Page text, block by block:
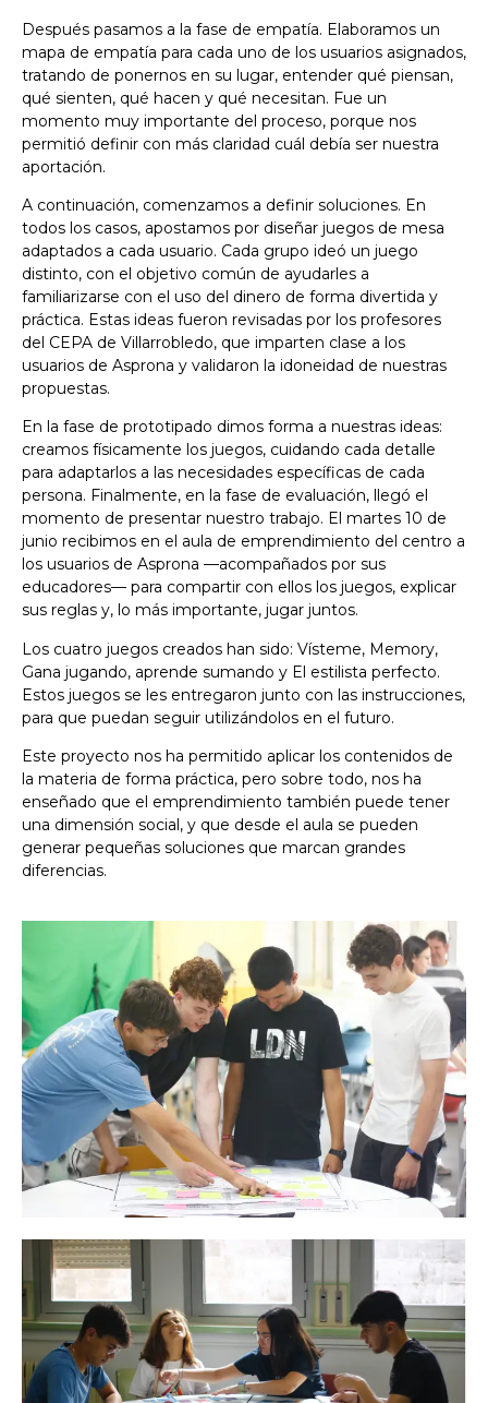
Después pasamos a la fase de empatía. Elaboramos un
mapa de empatía para cada uno de los usuarios asignados,
tratando de ponernos en su lugar, entender qué piensan,
qué sienten, qué hacen y qué necesitan. Fue un
momento muy importante del proceso, porque nos
permitió definir con más claridad cuál debía ser nuestra
aportación.
A continuación, comenzamos a definir soluciones. En
todos los casos, apostamos por diseñar juegos de mesa
adaptados a cada usuario. Cada grupo ideó un juego
distinto, con el objetivo común de ayudarles a
familiarizarse con el uso del dinero de forma divertida y
práctica. Estas ideas fueron revisadas por los profesores
del CEPA de Villarrobledo, que imparten clase a los
usuarios de Asprona y validaron la idoneidad de nuestras
propuestas.
En la fase de prototipado dimos forma a nuestras ideas:
creamos físicamente los juegos, cuidando cada detalle
para adaptarlos a las necesidades específicas de cada
persona. Finalmente, en la fase de evaluación, llegó el
momento de presentar nuestro trabajo. El martes 10 de
junio recibimos en el aula de emprendimiento del centro a
los usuarios de Asprona —acompañados por sus
educadores— para compartir con ellos los juegos, explicar
sus reglas y, lo más importante, jugar juntos.
Los cuatro juegos creados han sido: Vísteme, Memory,
Gana jugando, aprende sumando y El estilista perfecto.
Estos juegos se les entregaron junto con las instrucciones,
para que puedan seguir utilizándolos en el futuro.
Este proyecto nos ha permitido aplicar los contenidos de
la materia de forma práctica, pero sobre todo, nos ha
enseñado que el emprendimiento también puede tener
una dimensión social, y que desde el aula se pueden
generar pequeñas soluciones que marcan grandes
diferencias.